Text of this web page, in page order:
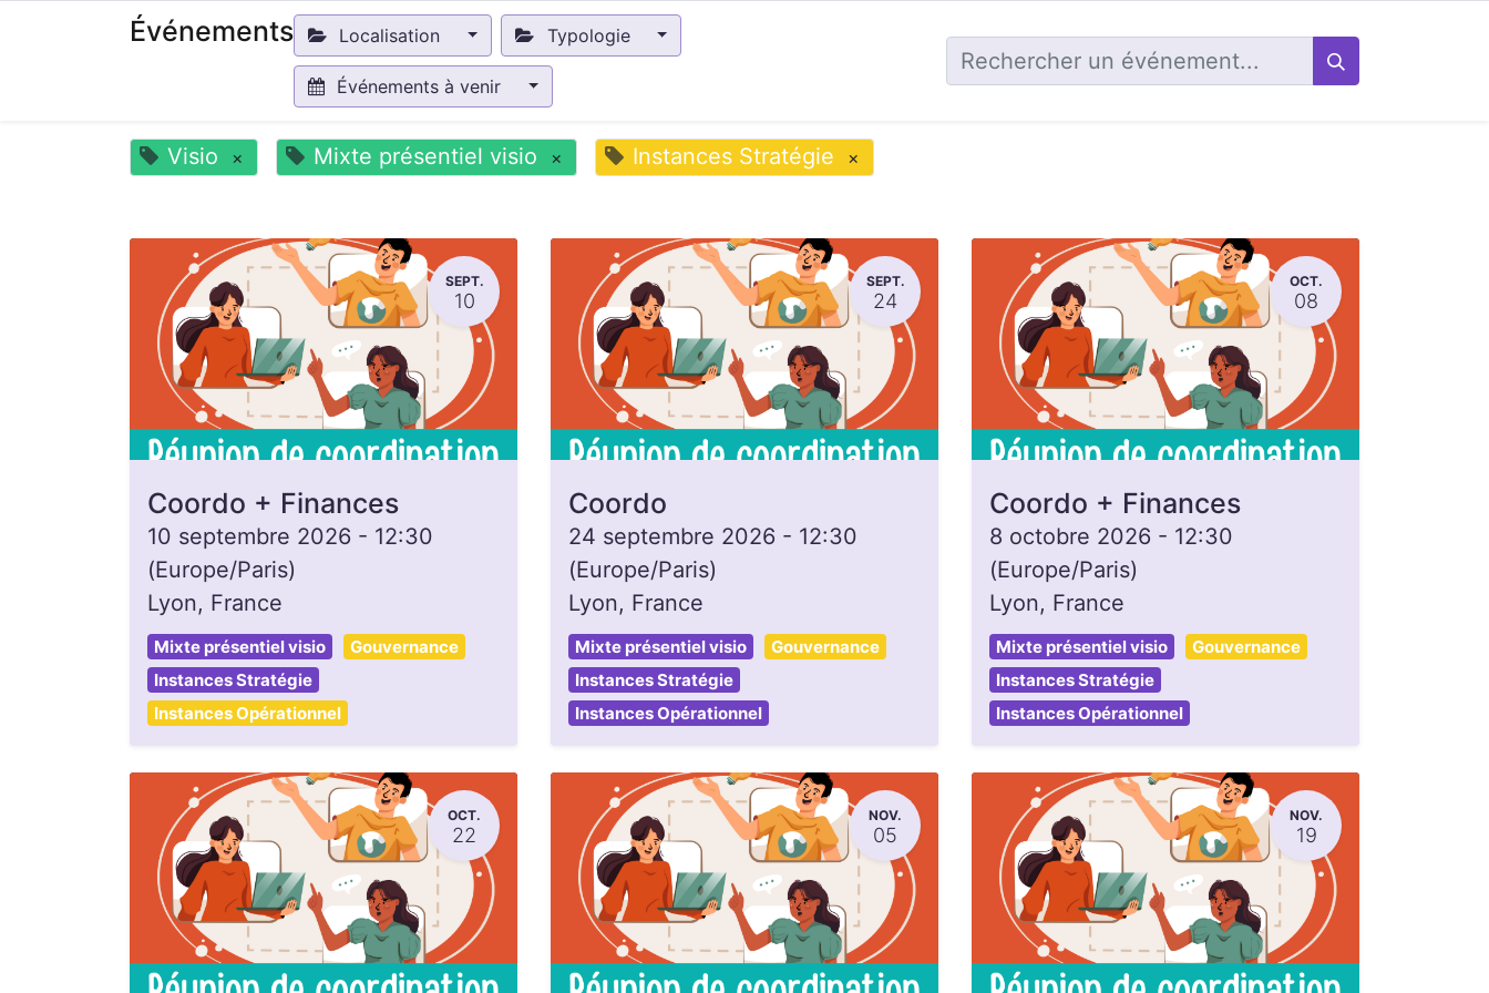
Événements Localisation Typologie
Événements à venir
Visio × Mixte présentiel visio × Instances Stratégie ×
SEPT.
10
Coordo + Finances
10 septembre 2026 - 12:30
(Europe/Paris)
Lyon, France
Mixte présentiel visio
Gouvernance
Instances Stratégie
Instances Opérationnel
SEPT.
24
Coordo
24 septembre 2026 - 12:30
(Europe/Paris)
Lyon, France
Mixte présentiel visio
Gouvernance
Instances Stratégie
Instances Opérationnel
OCT.
08
Coordo + Finances
8 octobre 2026 - 12:30
(Europe/Paris)
Lyon, France
Mixte présentiel visio
Gouvernance
Instances Stratégie
Instances Opérationnel
OCT.
22
NOV.
05
NOV.
19